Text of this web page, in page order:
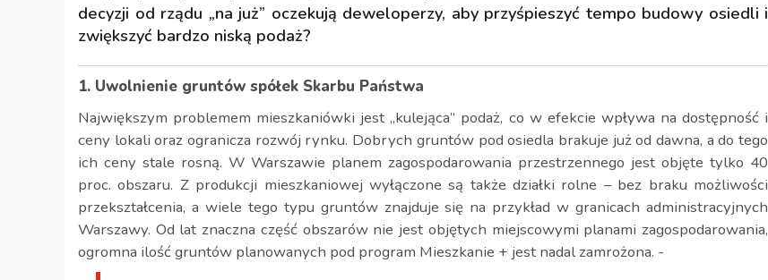
decyzji od rządu „na już” oczekują deweloperzy, aby przyśpieszyć tempo budowy osiedli i
zwiększyć bardzo niską podaż?
1. Uwolnienie gruntów spółek Skarbu Państwa
Największym problemem mieszkaniówki jest „kulejąca” podaż, co w efekcie wpływa na dostępność i
ceny lokali oraz ogranicza rozwój rynku. Dobrych gruntów pod osiedla brakuje już od dawna, a do tego
ich ceny stale rosną. W Warszawie planem zagospodarowania przestrzennego jest objęte tylko 40
proc. obszaru. Z produkcji mieszkaniowej wyłączone są także działki rolne – bez braku możliwości
przekształcenia, a wiele tego typu gruntów znajduje się na przykład w granicach administracyjnych
Warszawy. Od lat znaczna część obszarów nie jest objętych miejscowymi planami zagospodarowania,
ogromna ilość gruntów planowanych pod program Mieszkanie + jest nadal zamrożona. -